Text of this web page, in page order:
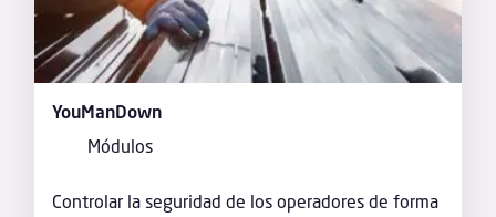
YouManDown
Módulos
Controlar la seguridad de los operadores de forma